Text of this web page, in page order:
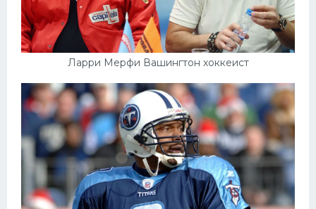
Ларри Мерфи Вашингтон хоккеист